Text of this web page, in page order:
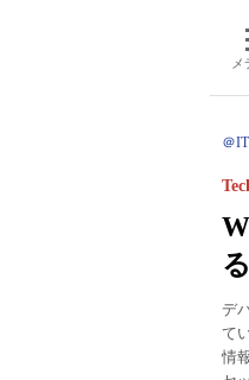
メ
＠IT
る
デ
て
情